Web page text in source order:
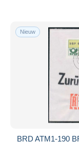
Nieuw
BRD ATM1-190